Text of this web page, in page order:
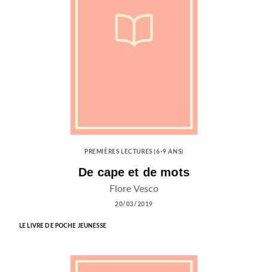
PREMIÈRES LECTURES (6-9 ANS)
De cape et de mots
Flore Vesco
20/03/2019
LE LIVRE DE POCHE JEUNESSE